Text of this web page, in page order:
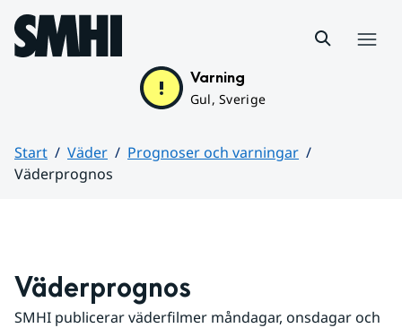
Hoppa till sidans innehåll
Varning
Gul, Sverige
Start Väder
Prognoser och varningar
Väderprognos
Väderprognos
SMHI publicerar väderfilmer måndagar, onsdagar och